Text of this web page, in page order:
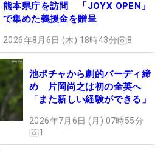
熊本県庁を訪問 「JOYX OPEN」
で集めた義援金を贈呈
2026年8月6日 (木) 18時43分 8
池ポチャから劇的バーディ締
め 片岡尚之は初の全英へ
「また新しい経験ができる」
2026年7月6日 (月) 07時55分
1